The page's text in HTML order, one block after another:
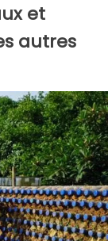
et
autres